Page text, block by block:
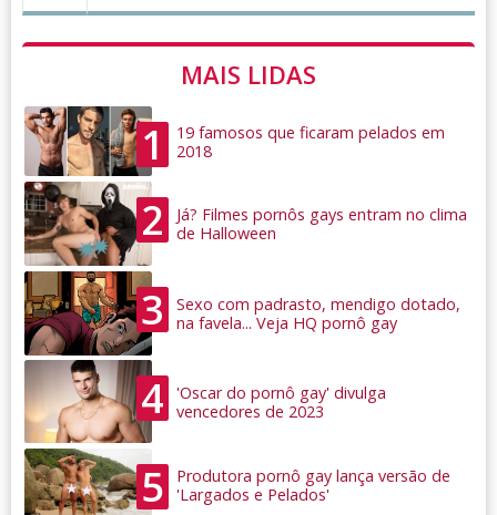
MAIS LIDAS
1
19 famosos que ficaram pelados em
2018
2
Já? Filmes pornôs gays entram no clima
de Halloween
3
Sexo com padrasto, mendigo dotado,
na favela... Veja HQ pornô gay
4
'Oscar do pornô gay' divulga
vencedores de 2023
5
Produtora pornô gay lança versão de
'Largados e Pelados'